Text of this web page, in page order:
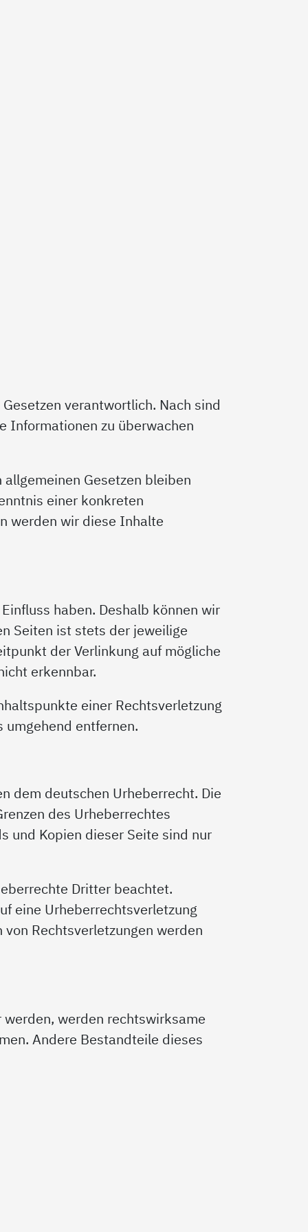
verantwortlich. Nach sind
Informationen zu überwachen
Gesetzen bleiben
einer konkreten
werden wir diese Inhalte
haben. Deshalb können wir
Seiten ist stets der jeweilige
der Verlinkung auf mögliche
erkennbar.
einer Rechtsverletzung
entfernen.
dem deutschen Urheberrecht. Die
des Urheberrechtes
und Kopien dieser Seite sind nur
Dritter beachtet.
eine Urheberrechtsverletzung
Rechtsverletzungen werden
werden rechtswirksame
Andere Bestandteile dieses